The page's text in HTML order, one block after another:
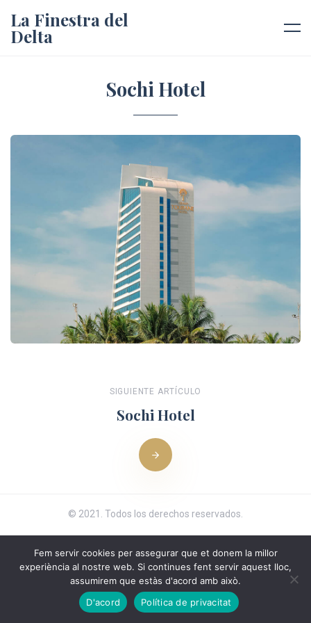
La Finestra del
Delta
Sochi Hotel
SIGUIENTE ARTÍCULO
Sochi Hotel
© 2021. Todos los derechos reservados.
Fem servir cookies per assegurar que et donem la millor
experiència al nostre web. Si continues fent servir aquest lloc,
assumirem que estàs d'acord amb això.
D'acord
Política de privacitat